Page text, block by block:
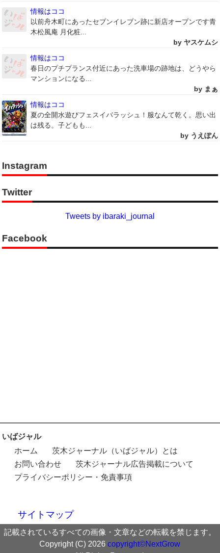
情報はココ
以前舟木町にあったセブンイレブン跡に新店オープンです青
木松風庵 月化粧...
by ヤスケムシ
情報はココ
春日のプチプランス付近にあった洗車場の跡地は、どうやら
マンションになる...
by まぁ
情報はココ
夏の全開水遊びフェスイバラッシュ！服なんて乾く。思い出
は残る。子どもも...
by うえぽん
Instagram
Twitter
Tweets by ibaraki_journal
Facebook
いばジャル
ホーム
茨木ジャーナル（いばジャル）とは
お問い合わせ
茨木ジャーナル広告掲載について
プライバシーポリシー・免責事項
サイトマップ
記載されているすべての画像・文章などの転載を禁じます。
Copyright (C) 2026copyright©NextGrow